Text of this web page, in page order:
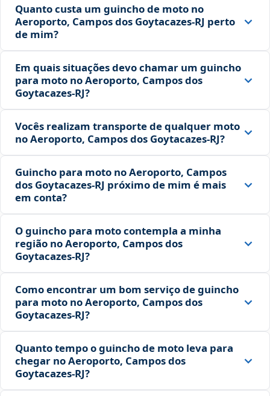
Quanto custa um guincho de moto no
Aeroporto, Campos dos Goytacazes‑RJ perto
de mim?
Em quais situações devo chamar um guincho
para moto no Aeroporto, Campos dos
Goytacazes‑RJ?
Vocês realizam transporte de qualquer moto
no Aeroporto, Campos dos Goytacazes‑RJ?
Guincho para moto no Aeroporto, Campos
dos Goytacazes‑RJ próximo de mim é mais
em conta?
O guincho para moto contempla a minha
região no Aeroporto, Campos dos
Goytacazes‑RJ?
Como encontrar um bom serviço de guincho
para moto no Aeroporto, Campos dos
Goytacazes‑RJ?
Quanto tempo o guincho de moto leva para
chegar no Aeroporto, Campos dos
Goytacazes‑RJ?